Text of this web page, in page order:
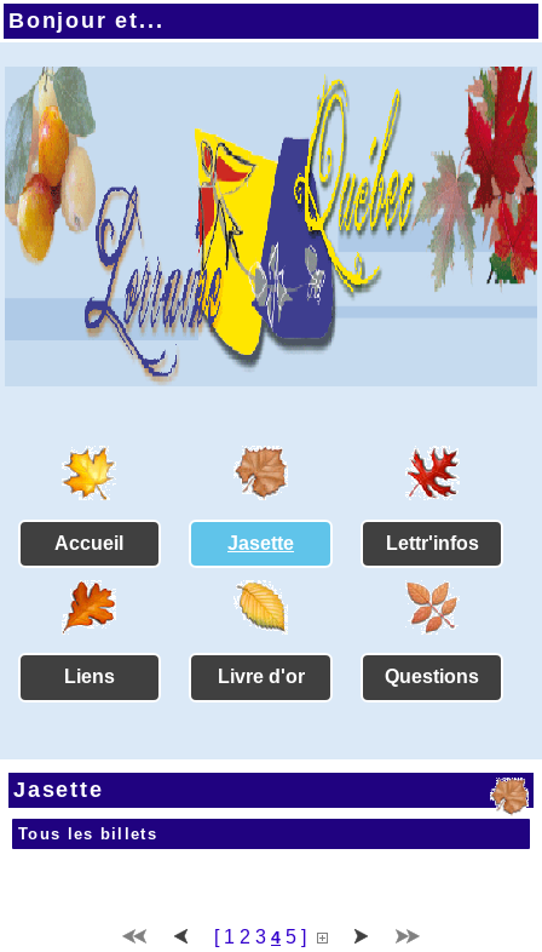
Bonjour et...
Accueil Jasette Lettr'infos
Liens Livre d'or Questions
Jasette
Tous les billets
[ 1 2 3 4 5 ]